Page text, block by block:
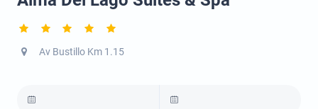
Av Bustillo Km 1.15